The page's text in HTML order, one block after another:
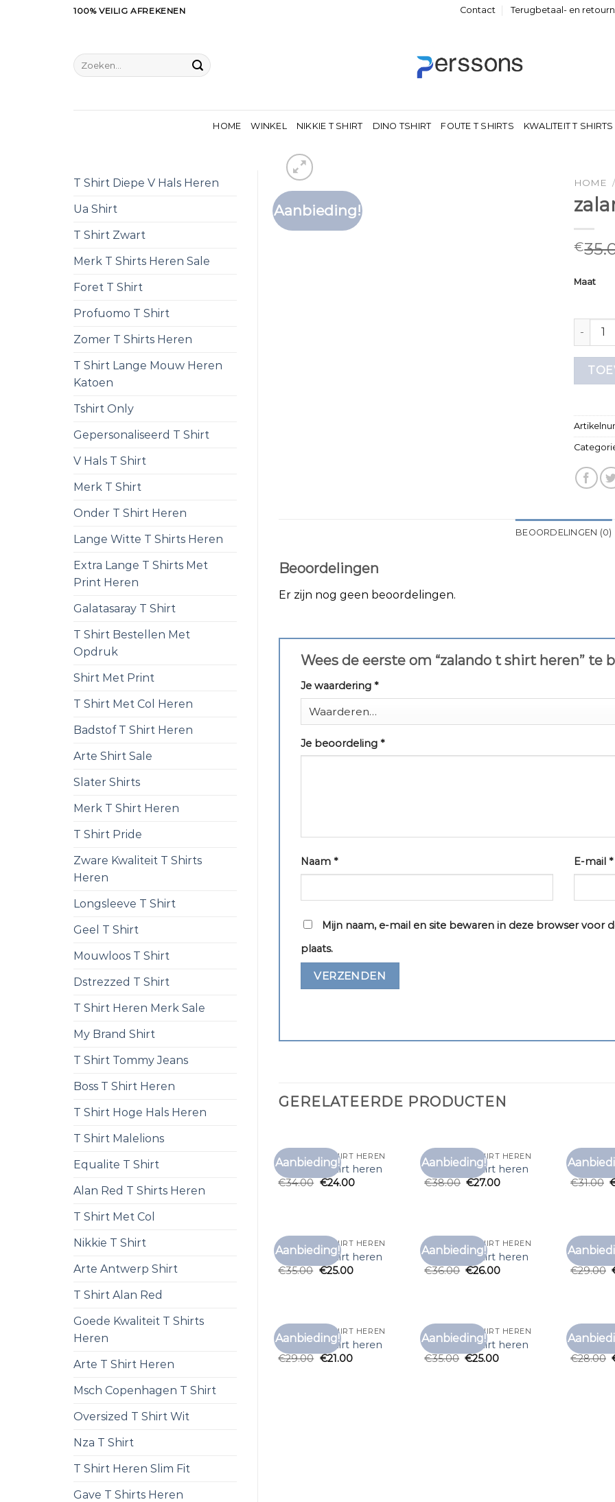
100% VEILIG AFREKENEN Contact Terugbetaal- en
Zoeken
naar:
HOME WINKEL NIKKIE T SHIRT DINO TSHIRT FOUTE T SHIRTS KWALITEIT T SHIRTS
T Shirt Diepe V Hals Heren
Ua Shirt
T Shirt Zwart
Merk T Shirts Heren Sale
Foret T Shirt
Profuomo T Shirt
Zomer T Shirts Heren
T Shirt Lange Mouw Heren
Katoen
Tshirt Only
Gepersonaliseerd T Shirt
V Hals T Shirt
Merk T Shirt
Onder T Shirt Heren
Lange Witte T Shirts Heren
Extra Lange T Shirts Met
Print Heren
Galatasaray T Shirt
T Shirt Bestellen Met
Opdruk
Shirt Met Print
T Shirt Met Col Heren
Badstof T Shirt Heren
Arte Shirt Sale
Slater Shirts
Merk T Shirt Heren
T Shirt Pride
Zware Kwaliteit T Shirts
Heren
Longsleeve T Shirt
Geel T Shirt
Mouwloos T Shirt
Dstrezzed T Shirt
T Shirt Heren Merk Sale
My Brand Shirt
T Shirt Tommy Jeans
Boss T Shirt Heren
T Shirt Hoge Hals Heren
T Shirt Malelions
Equalite T Shirt
Alan Red T Shirts Heren
T Shirt Met Col
Nikkie T Shirt
Arte Antwerp Shirt
T Shirt Alan Red
Goede Kwaliteit T Shirts
Heren
Arte T Shirt Heren
Msch Copenhagen T Shirt
Oversized T Shirt Wit
Nza T Shirt
T Shirt Heren Slim Fit
Gave T Shirts Heren
Aanbieding!
HOME /
€
Maat
BEOORDELINGEN (0)
Beoordelingen
Er zijn nog geen beoordelingen.
Wees de eerste om “zalando t shirt heren” te
Je waardering *
Je beoordeling *
Naam * E-mail*
Mijn naam, e-mail en site bewaren in deze browser voor
plaats.
GERELATEERDE PRODUCTEN
Aanbieding!
Toevoegen
aan
ZALANDO T SHIRT HEREN
zalando t shirt heren
€34.00 €24.00
Aanbieding!
Toevoegen
aan
ZALANDO T SHIRT HEREN
zalando t shirt heren
€38.00 €27.00
ZALANDO
€31.00
Aanbieding!
Toevoegen
aan
ZALANDO T SHIRT HEREN
zalando t shirt heren
€35.00 €25.00
Aanbieding!
Toevoegen
aan
ZALANDO T SHIRT HEREN
zalando t shirt heren
€36.00 €26.00
ZALANDO
€29.00
Aanbieding!
Toevoegen
aan
ZALANDO T SHIRT HEREN
zalando t shirt heren
€29.00 €21.00
Aanbieding!
Toevoegen
aan
ZALANDO T SHIRT HEREN
zalando t shirt heren
€35.00 €25.00
ZALANDO
€28.00